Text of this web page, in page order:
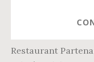
121 personnes
Restaurant